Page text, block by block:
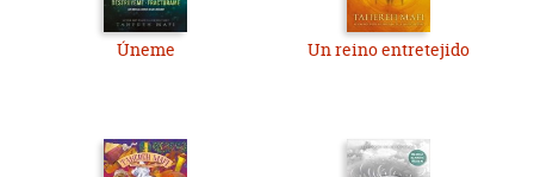
Úneme Un reino entretejido